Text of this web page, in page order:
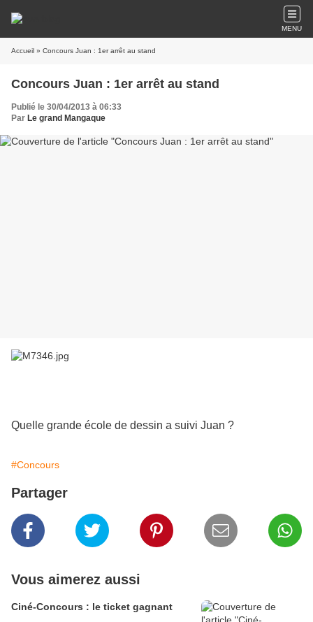
MENU
Accueil » Concours Juan : 1er arrêt au stand
Concours Juan : 1er arrêt au stand
Publié le 30/04/2013 à 06:33
Par Le grand Mangaque
Quelle grande école de dessin a suivi Juan ?
#Concours
Partager
Vous aimerez aussi
Ciné-Concours : le ticket gagnant